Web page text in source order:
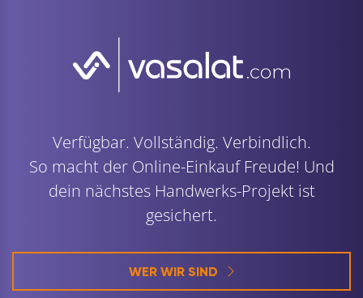
Verfügbar. Vollständig. Verbindlich.
So macht der Online-Einkauf Freude! Und
dein nächstes Handwerks-Projekt ist
gesichert.
WER WIR SIND